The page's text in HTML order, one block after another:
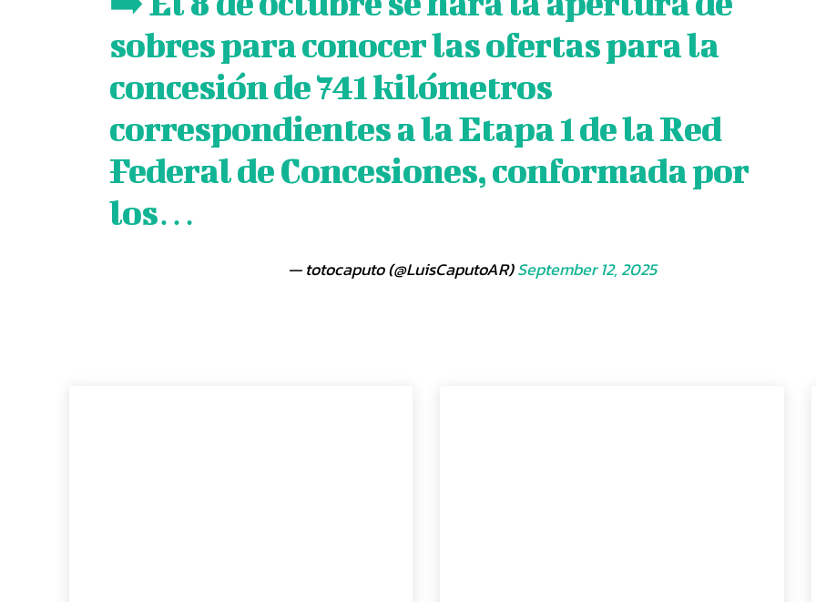
sobres para conocer las ofertas para la
concesión de 741 kilómetros
correspondientes a la Etapa 1 de la Red
Federal de Concesiones, conformada por
los…
— totocaputo (@LuisCaputoAR)September 12, 2025